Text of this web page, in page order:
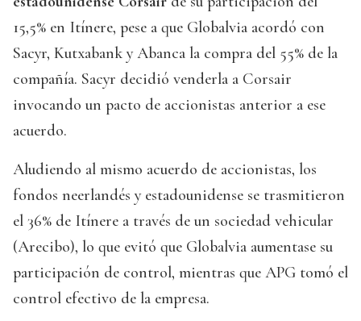
15,5% en Itínere, pese a que Globalvia acordó con
Sacyr, Kutxabank y Abanca la compra del 55% de la
compañía. Sacyr decidió venderla a Corsair
invocando un pacto de accionistas anterior a ese
acuerdo.
Aludiendo al mismo acuerdo de accionistas, los
fondos neerlandés y estadounidense se trasmitieron
el 36% de Itínere a través de un sociedad vehicular
(Arecibo), lo que evitó que Globalvia aumentase su
participación de control, mientras que APG tomó el
control efectivo de la empresa.